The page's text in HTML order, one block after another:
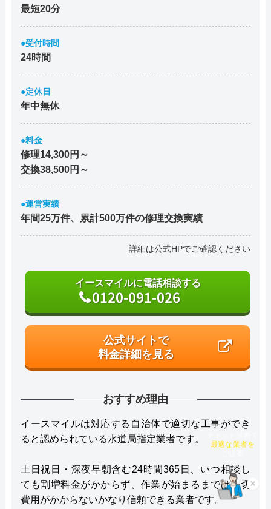
最短20分
●受付時間
24時間
●定休日
年中無休
●料金
修理14,300円～
交換38,500円～
●運営実績
年間25万件、累計500万件の修理交換実績
詳細は公式HPでご確認ください
イースマイルに電話相談する
0120-091-026
公式サイトで
料金詳細を見る
おすすめ理由
イースマイルは対応する自治体で適切な工事ができ
ると認められている水道局指定業者です。
土日祝日・深夜早朝含む24時間365日、いつ相談し
ても割増料金がかからず、作業が始まるまでは一切
費用がかからないかなり信頼できる業者です。
×
チャット診断で
最適な業者を